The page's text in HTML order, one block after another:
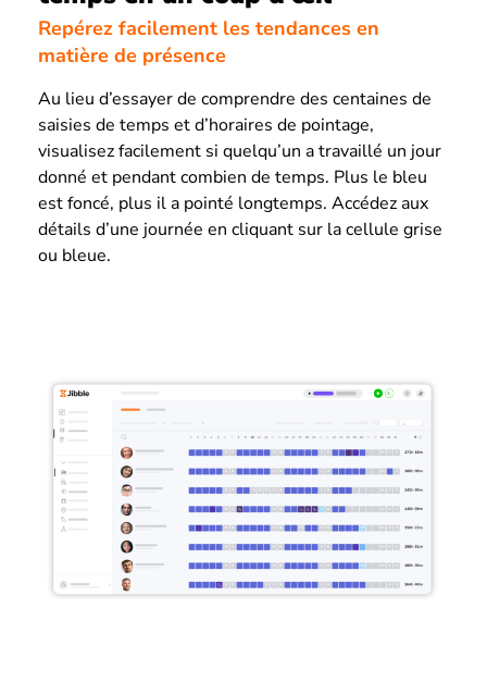
Repérez facilement les tendances en
matière de présence
Au lieu d’essayer de comprendre des centaines de
saisies de temps et d’horaires de pointage,
visualisez facilement si quelqu’un a travaillé un jour
donné et pendant combien de temps. Plus le bleu
est foncé, plus il a pointé longtemps. Accédez aux
détails d’une journée en cliquant sur la cellule grise
ou bleue.